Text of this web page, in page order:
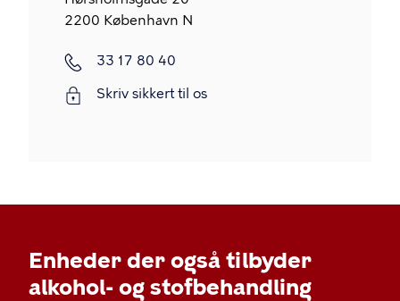
2200 København N
33 17 80 40
Skriv sikkert til os
Enheder der også tilbyder
alkohol- og stofbehandling